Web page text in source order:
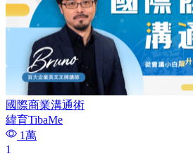
國際商業溝通術
緯育TibaMe
1萬
1